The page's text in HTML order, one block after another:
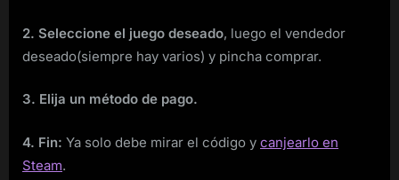
2. Seleccione el juego deseado, luego el vendedor
deseado(siempre hay varios) y pincha comprar.
3. Elija un método de pago.
4. Fin: Ya solo debe mirar el código y canjearlo en
Steam.